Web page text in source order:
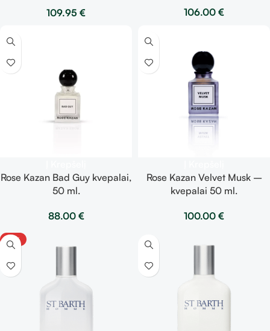
109.95 € 106.00 €
Rose Kazan Bad Guy kvepalai,
50 ml.
88.00 €
Rose Kazan Velvet Musk –
kvepalai 50 ml.
100.00 €
-10%